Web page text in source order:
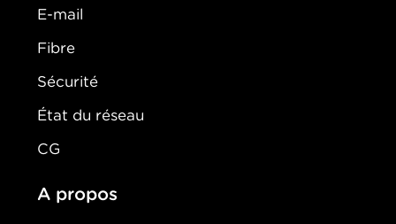
E-mail
Fibre
Sécurité
État du réseau
CG
A propos